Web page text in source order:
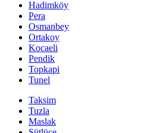
Hadimköy
Pera
Osmanbey
Ortakoy
Kocaeli
Pendik
Topkapi
Tunel
Taksim
Tuzla
Maslak